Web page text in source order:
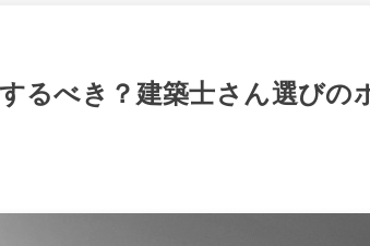
るべき？建築士さん選びの